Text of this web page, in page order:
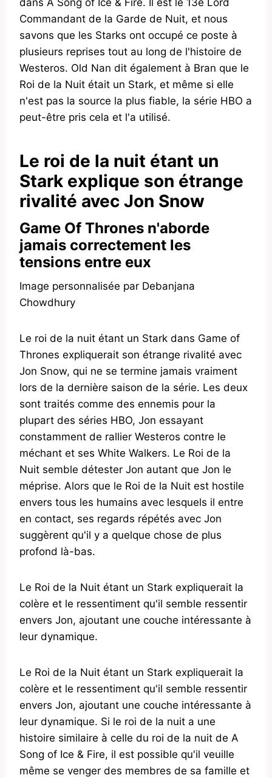
dans A Song of Ice & Fire. Il est le 13e Lord
Commandant de la Garde de Nuit, et nous
savons que les Starks ont occupé ce poste à
plusieurs reprises tout au long de l'histoire de
Westeros. Old Nan dit également à Bran que le
Roi de la Nuit était un Stark, et même si elle
n'est pas la source la plus fiable, la série HBO a
peut-être pris cela et l'a utilisé.
Le roi de la nuit étant un
Stark explique son étrange
rivalité avec Jon Snow
Game Of Thrones n'aborde
jamais correctement les
tensions entre eux
Image personnalisée par Debanjana
Chowdhury
Le roi de la nuit étant un Stark dans Game of
Thrones expliquerait son étrange rivalité avec
Jon Snow, qui ne se termine jamais vraiment
lors de la dernière saison de la série. Les deux
sont traités comme des ennemis pour la
plupart des séries HBO, Jon essayant
constamment de rallier Westeros contre le
méchant et ses White Walkers. Le Roi de la
Nuit semble détester Jon autant que Jon le
méprise. Alors que le Roi de la Nuit est hostile
envers tous les humains avec lesquels il entre
en contact, ses regards répétés avec Jon
suggèrent qu'il y a quelque chose de plus
profond là-bas.
Le Roi de la Nuit étant un Stark expliquerait la
colère et le ressentiment qu'il semble ressentir
envers Jon, ajoutant une couche intéressante à
leur dynamique.
Le Roi de la Nuit étant un Stark expliquerait la
colère et le ressentiment qu'il semble ressentir
envers Jon, ajoutant une couche intéressante à
leur dynamique. Si le roi de la nuit a une
histoire similaire à celle du roi de la nuit de A
Song of Ice & Fire, il est possible qu'il veuille
même se venger des membres de sa famille et